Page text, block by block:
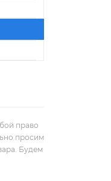
право
просим
Будем